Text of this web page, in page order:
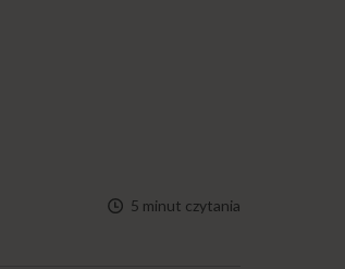
5 minut czytania